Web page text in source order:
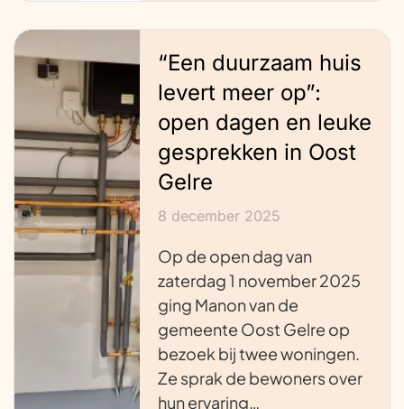
“Een duurzaam huis
levert meer op”:
open dagen en leuke
gesprekken in Oost
Gelre
8 december 2025
Op de open dag van
zaterdag 1 november 2025
ging Manon van de
gemeente Oost Gelre op
bezoek bij twee woningen.
Ze sprak de bewoners over
hun ervaring…